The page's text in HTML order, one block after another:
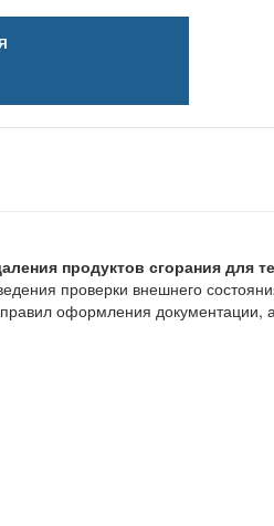
продуктов сгорания для
проверки внешнего
оформления документации,